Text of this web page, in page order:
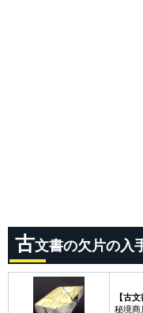
古文書の欠片の入
【古
秘境商